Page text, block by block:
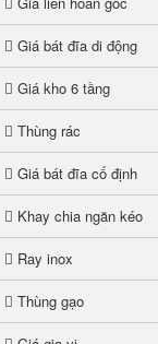
Giá bát đĩa di động
Giá kho 6 tầng
Thùng rác
Giá bát đĩa cố định
Khay chia ngăn kéo
Ray inox
Thùng gạo